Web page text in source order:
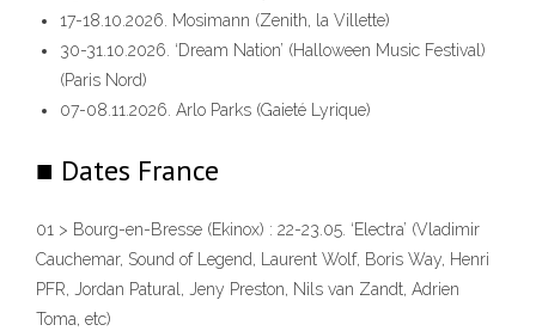
17-18.10.2026. Mosimann (Zenith, la Villette)
30-31.10.2026. ‘Dream Nation’ (Halloween Music Festival)
(Paris Nord)
07-08.11.2026. Arlo Parks (Gaieté Lyrique)
■ Dates France
01 > Bourg-en-Bresse (Ekinox) : 22-23.05. ‘Electra’ (Vladimir
Cauchemar, Sound of Legend, Laurent Wolf, Boris Way, Henri
PFR, Jordan Patural, Jeny Preston, Nils van Zandt, Adrien
Toma, etc)